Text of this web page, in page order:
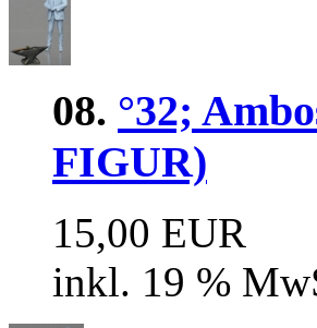
08. °32;
FIGUR)
15,00 EUR
inkl. 19 %